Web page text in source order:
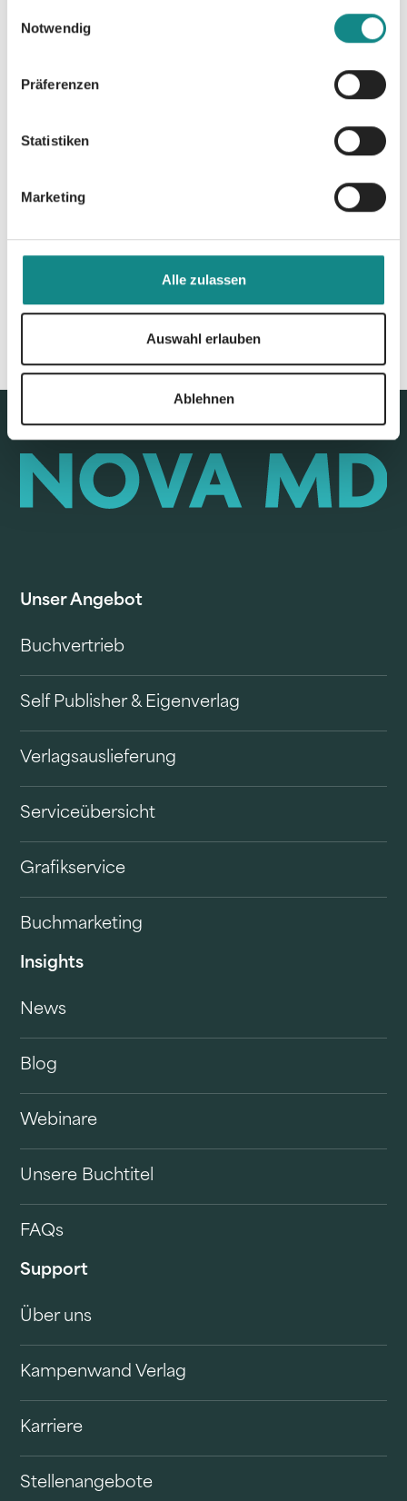
Notwendig
Präferenzen
Statistiken
Marketing
Alle zulassen
Auswahl erlauben
Ablehnen
Unser Angebot
Buchvertrieb
Self Publisher & Eigenverlag
Verlagsauslieferung
Serviceübersicht
Grafikservice
Buchmarketing
Insights
News
Blog
Webinare
Unsere Buchtitel
FAQs
Support
Über uns
Kampenwand Verlag
Karriere
Stellenangebote